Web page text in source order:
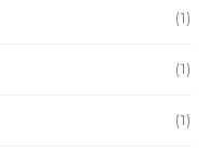
(1)
(1)
(1)